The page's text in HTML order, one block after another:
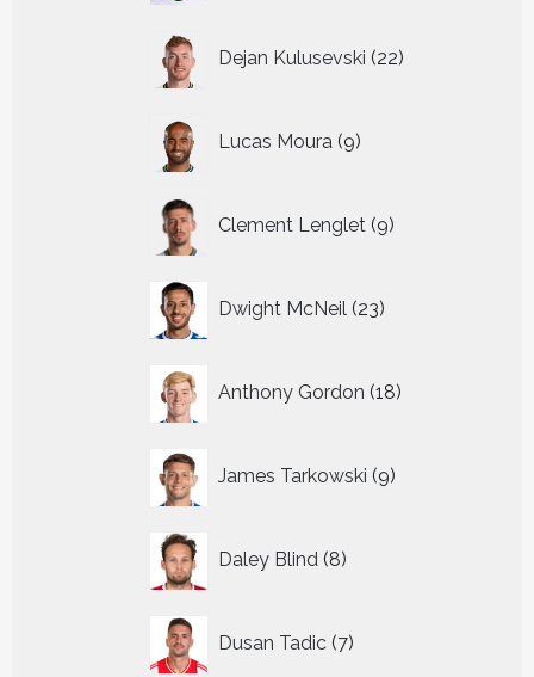
Dejan Kulusevski 22
producten
Lucas Moura 9
producten
Clement Lenglet 9
producten
Dwight McNeil 23
producten
Anthony Gordon 18
producten
James Tarkowski 9
producten
Daley Blind 8
producten
Dusan Tadic 7
producten